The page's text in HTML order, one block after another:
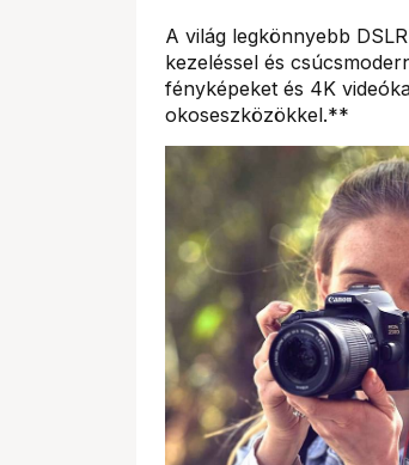
A világ legkönnyebb
kezeléssel és
fényképeket és 4K
okoseszközökkel.**